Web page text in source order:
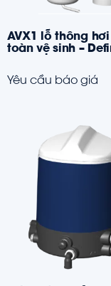
AVX1 lỗ thông
toàn vệ sinh –
Yêu cầu báo giá